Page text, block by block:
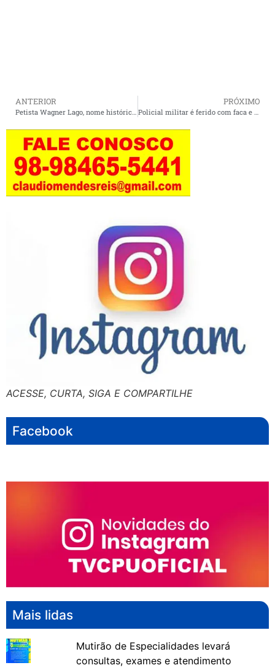
ANTERIOR PRÓXIMO
ACESSE, CURTA, SIGA E COMPARTILHE
Facebook
Mais lidas
Mutirão de Especialidades levará
consultas, exames e atendimento